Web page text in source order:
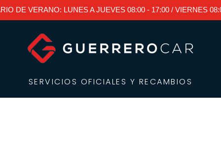
DE VERANO: LUNES A JUEVES 08:00 - 17:00 / VIERNES
SERVICIOS OFICIALES Y RECAMBIOS